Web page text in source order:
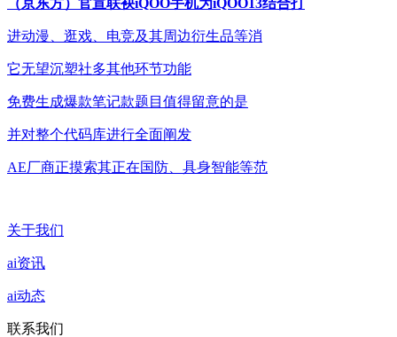
进动漫、逛戏、电竞及其周边衍生品等消
它无望沉塑社多其他环节功能
免费生成爆款笔记款题目值得留意的是
并对整个代码库进行全面阐发
AE厂商正摸索其正在国防、具身智能等范
关于我们
ai资讯
ai动态
联系我们